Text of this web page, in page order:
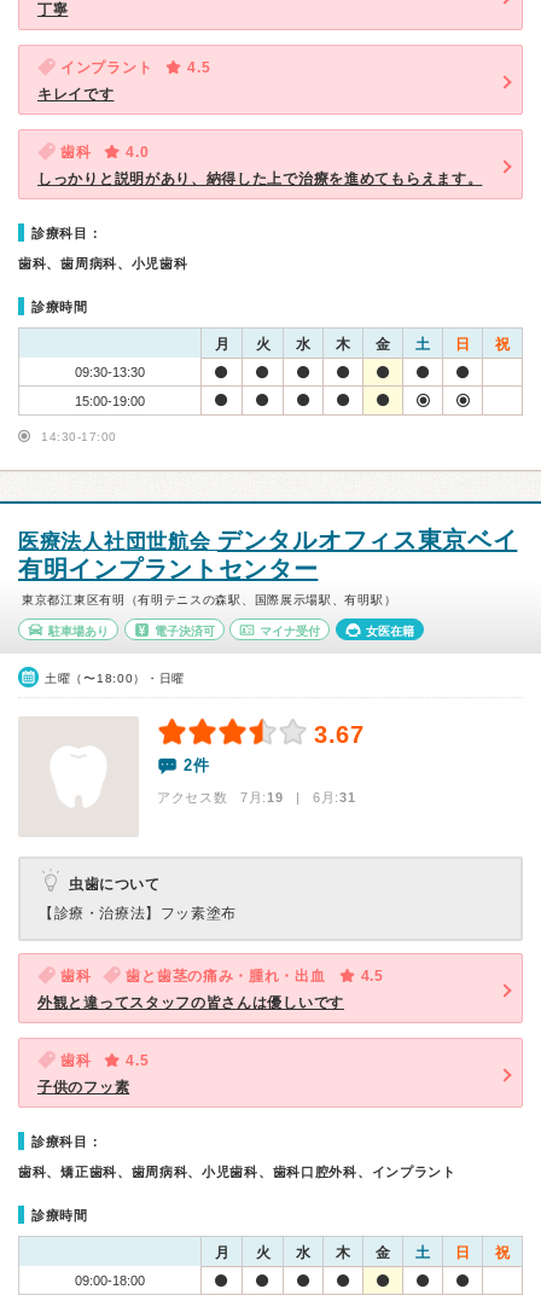
丁寧
インプラント
4.5
キレイです
歯科
4.0
しっかりと説明があり、納得した上で治療を進めてもらえます。
診療科目：
歯科、歯周病科、小児歯科
診療時間
月 火 水 木 金 土 日 祝
09:30-13:30
15:00-19:00
14:30-17:00
医療法人社団世航会 デンタルオフィス東京ベイ
有明インプラントセンター
東京都江東区有明（有明テニスの森駅、国際展示場駅、有明駅）
駐車場あり 電子決済可 マイナ受付 女医在籍
土曜（〜18:00）・日曜
3.67
2件
アクセス数 7月:19 | 6月:31
虫歯について
【診療・治療法】 フッ素塗布
歯科 歯と歯茎の痛み・腫れ・出血
4.5
外観と違ってスタッフの皆さんは優しいです
歯科
4.5
子供のフッ素
診療科目：
歯科、矯正歯科、歯周病科、小児歯科、歯科口腔外科、インプラント
診療時間
月 火 水 木 金 土 日 祝
09:00-18:00